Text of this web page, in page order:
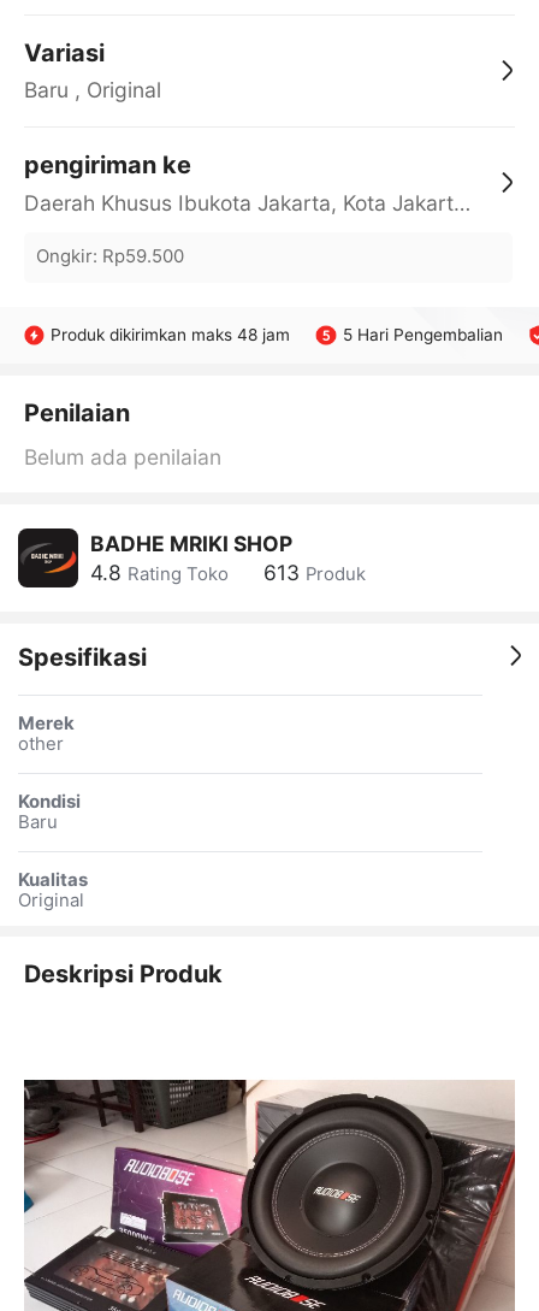
Variasi
Baru , Original
pengiriman ke
Daerah Khusus Ibukota Jakarta, Kota Jakarta Barat, Cengkareng, yy
Ongkir: Rp59.500
Produk dikirimkan maks 48 jam 5 Hari Pengembalian
Penilaian
Belum ada penilaian
BADHE MRIKI SHOP
4.8 Rating Toko 613 Produk
Spesifikasi
Merek
other
Kondisi
Baru
Kualitas
Original
Deskripsi Produk